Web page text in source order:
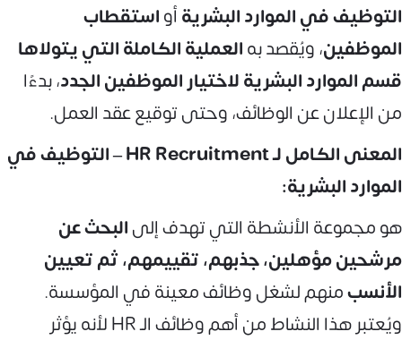
التوظيف في الموارد البشريةأواستقطاب
الموظفين، ويُقصد بهالعملية الكاملة التي يتولاها
قسم الموارد البشرية لاختيار الموظفين الجدد، بدءًا
من الإعلان عن الوظائف، وحتى توقيع عقد العمل.
المعنى الكامل لـ HR Recruitment – التوظيف في
الموارد البشرية:
هو مجموعة الأنشطة التي تهدف إلىالبحث عن
مرشحين مؤهلين، جذبهم، تقييمهم، ثم تعيين
الأنسبمنهم لشغل وظائف معينة في المؤسسة.
ويُعتبر هذا النشاط من أهم وظائف الـ HR لأنه يؤثر